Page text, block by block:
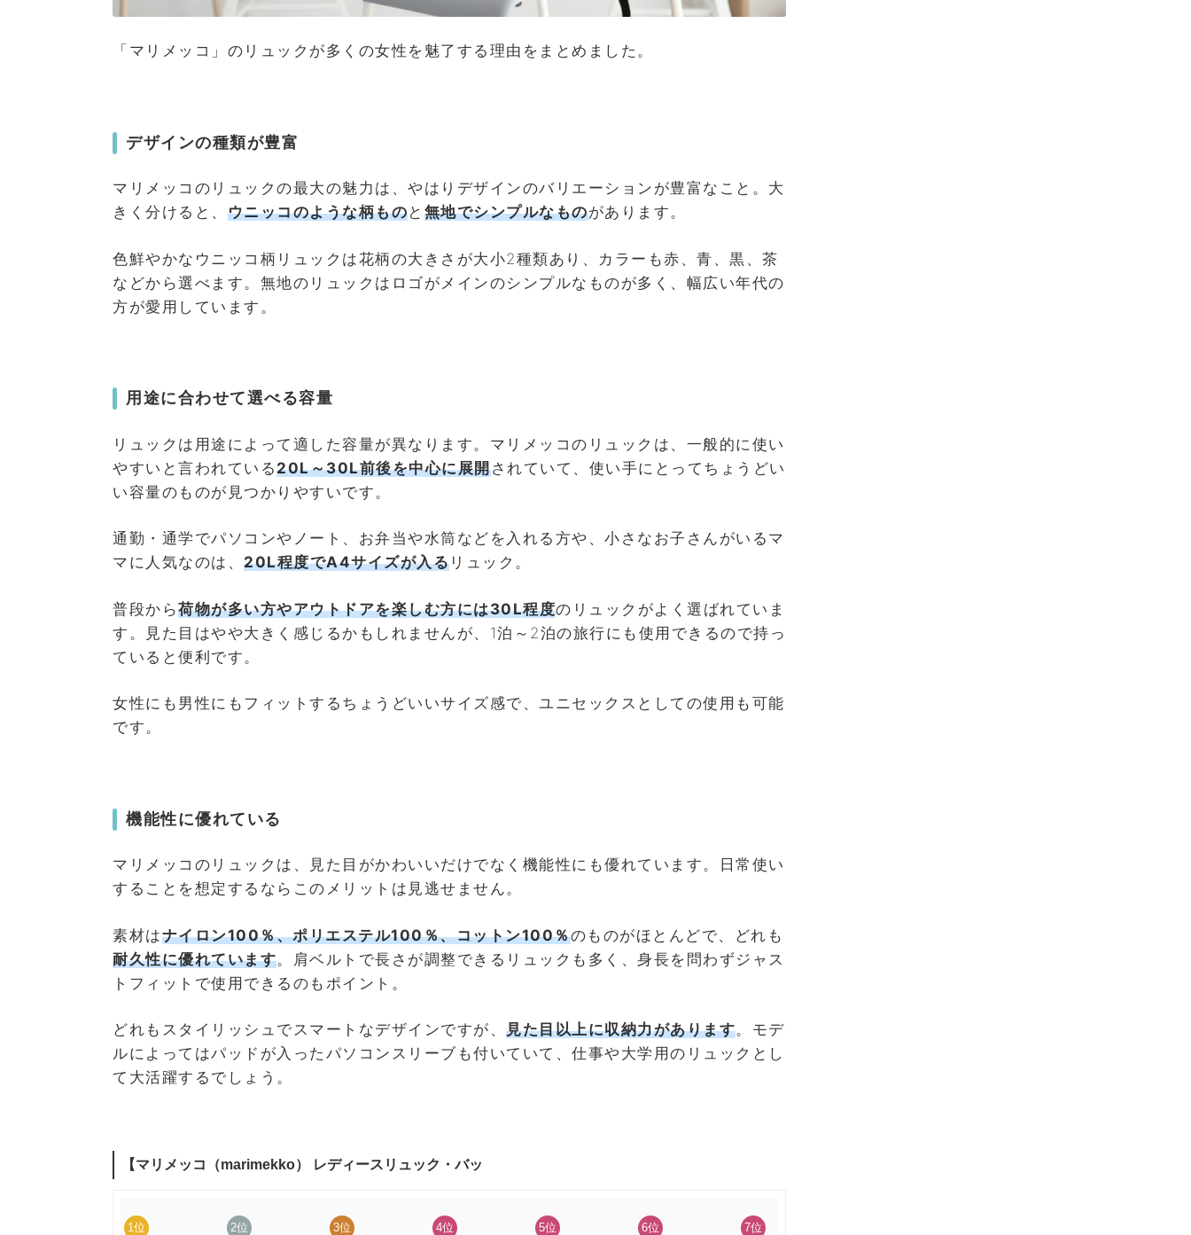
「マリメッコ」のリュックが多くの女性を魅了する理由をまとめました。
デザインの種類が豊富
マリメッコのリュックの最大の魅力は、やはりデザインのバリエーションが豊富なこと。大
きく分けると、 ウニッコのような柄ものと 無地でシンプルなものがあります。
色鮮やかなウニッコ柄リュックは花柄の大きさが大小2種類あり、カラーも赤、青、黒、茶
などから選べます。無地のリュックはロゴがメインのシンプルなものが多く、幅広い年代の
方が愛用しています。
用途に合わせて選べる容量
リュックは用途によって適した容量が異なります。マリメッコのリュックは、一般的に使い
やすいと言われている20L～30L前後を中心に展開されていて、使い手にとってちょうどい
い容量のものが見つかりやすいです。
通勤・通学でパソコンやノート、お弁当や水筒などを入れる方や、小さなお子さんがいるマ
マに人気なのは、 20L程度でA4サイズが入る リュック。
普段から荷物が多い方やアウトドアを楽しむ方には30L程度のリュックがよく選ばれていま
す。見た目はやや大きく感じるかもしれませんが、1泊～2泊の旅行にも使用できるので持っ
ていると便利です。
女性にも男性にもフィットするちょうどいいサイズ感で、ユニセックスとしての使用も可能
です。
機能性に優れている
マリメッコのリュックは、見た目がかわいいだけでなく機能性にも優れています。日常使い
することを想定するならこのメリットは見逃せません。
素材はナイロン100％、ポリエステル100％、コットン100％のものがほとんどで、どれも
耐久性に優れています。肩ベルトで長さが調整できるリュックも多く、身長を問わずジャス
トフィットで使用できるのもポイント。
どれもスタイリッシュでスマートなデザインですが、 見た目以上に収納力があります。モデ
ルによってはパッドが入ったパソコンスリーブも付いていて、仕事や大学用のリュックとし
て大活躍するでしょう。